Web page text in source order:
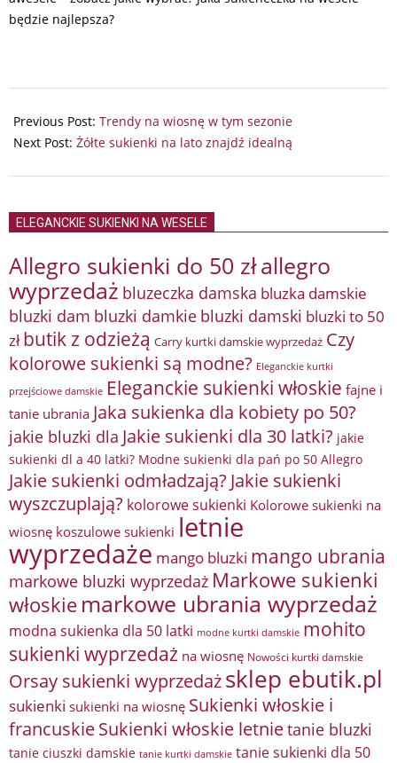
będzie najlepsza?
03-
19
Previous Post: Trendy na wiosnę w tym sezonie
Next Post: Żółte sukienki na lato znajdź idealną
ELEGANCKIE SUKIENKI NA WESELE
Allegro sukienki do 50 złallegro
wyprzedaż bluzeczka damska bluzka damskie
bluzki dam bluzki damkie bluzki damski bluzki to 50
zł butik z odzieżą Carry kurtki damskie wyprzedaż Czy
kolorowe sukienki są modne? Eleganckie kurtki
przejściowe damskie Eleganckie sukienki włoskie fajne i
tanie ubrania Jaka sukienka dla kobiety po 50?
jakie bluzki dla Jakie sukienki dla 30 latki? jakie
sukienki dl a 40 latki? Modne sukienki dla pań po 50 Allegro
Jakie sukienki odmładzają? Jakie sukienki
wyszczuplają? kolorowe sukienki Kolorowe sukienki na
wiosnę koszulowe sukienki letnie
wyprzedaże mango bluzki mango ubrania
markowe bluzki wyprzedaż Markowe sukienki
włoskie markowe ubrania wyprzedaż
modna sukienka dla 50 latki modne kurtki damskie mohito
sukienki wyprzedaż na wiosnę Nowości kurtki damskie
Orsay sukienki wyprzedażsklep ebutik.pl
sukienki sukienki na wiosnę Sukienki włoskie i
francuskieSukienki włoskie letnietanie bluzki
tanie ciuszki damskie tanie kurtki damskie tanie sukienki dla 50